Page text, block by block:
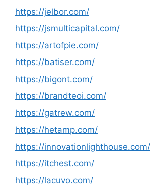
https://jelbor.com/
https://jsmulticapital.com/
https://artofpie.com/
https://batiser.com/
https://bigont.com/
https://brandteoi.com/
https://gatrew.com/
https://hetamp.com/
https://innovationlighthouse.com/
https://itchest.com/
https://lacuvo.com/